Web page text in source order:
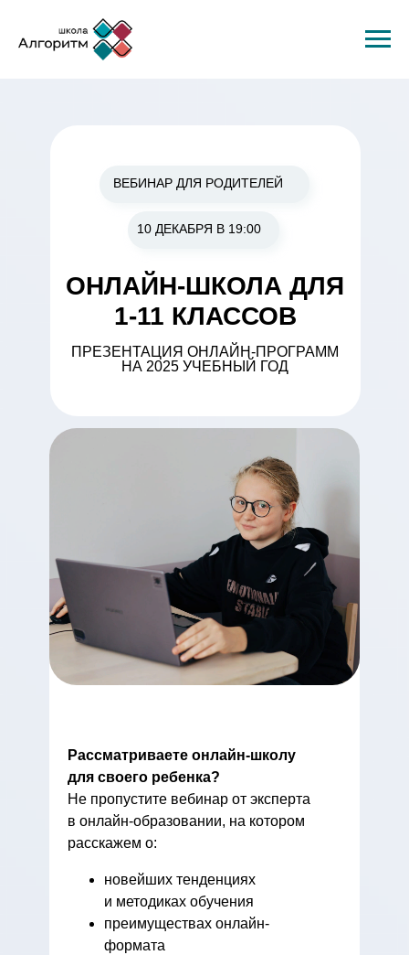
ОНЛАЙН-ШКОЛА ДЛЯ
1-11 КЛАССОВ
Рассматриваете онлайн-школу
для своего ребенка?
Не пропустите вебинар от эксперта
в онлайн-образовании, на котором
расскажем о:
новейших тенденциях
и методиках обучения
преимуществах онлайн-
формата
ВЕБИНАР ДЛЯ РОДИТЕЛЕЙ
ПРЕЗЕНТАЦИЯ ОНЛАЙН-ПРОГРАММ
НА 2025 УЧЕБНЫЙ ГОД
10 ДЕКАБРЯ В 19:00